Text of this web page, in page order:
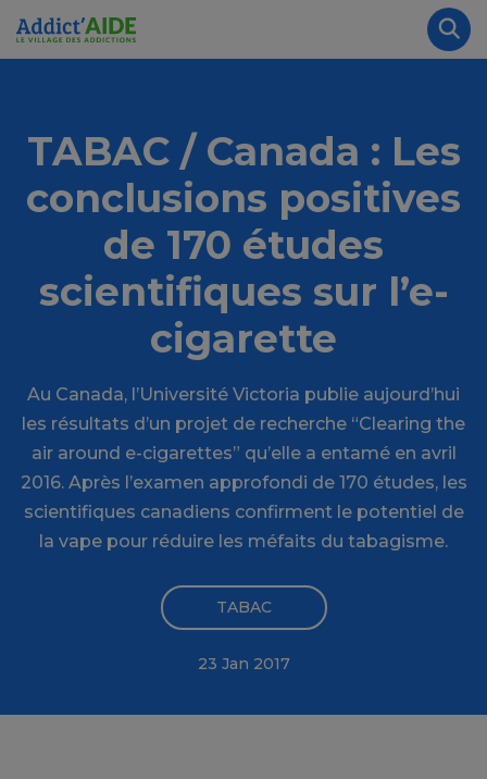
Aller au contenu principal
TABAC / Canada : Les
conclusions positives
de 170 études
scientifiques sur l’e-
cigarette
Au Canada, l’Université Victoria publie aujourd’hui
les résultats d’un projet de recherche “Clearing the
air around e-cigarettes” qu’elle a entamé en avril
2016. Après l’examen approfondi de 170 études, les
scientifiques canadiens confirment le potentiel de
la vape pour réduire les méfaits du tabagisme.
TABAC
23 Jan 2017
Panneau de gestion des cookies